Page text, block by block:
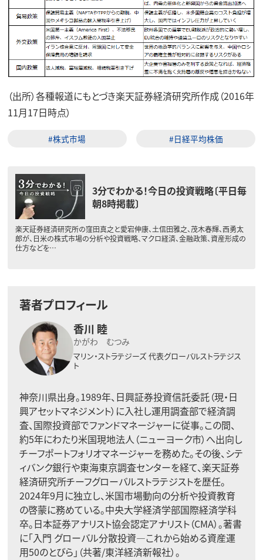
（出所）各種報道にもとづき楽天証券経済研究所作成（2016年
11月17日時点）
#株式市場 #日経平均株価
3分でわかる！今日の投資戦略〔平日毎
朝8時掲載〕
楽天証券経済研究所の窪田真之と愛宕伸康、土信田雅之、茂木春輝、西勇太
郎が、日米の株式市場の分析や投資戦略、マクロ経済、金融政策、資産形成の
仕方などを…
著者プロフィール
香川 睦
かがわ むつみ
マリン・ストラテジーズ 代表グローバルストラテジス
ト
神奈川県出身。1989年、日興証券投資信託委託（現・日
興アセットマネジメント）に入社し運用調査部で経済調
査、国際投資部でファンドマネージャーに従事。この間、
約5年にわたり米国現地法人（ニューヨーク市）へ出向し
チーフポートフォリオマネージャーを務めた。その後、シテ
ィバンク銀行や東海東京調査センターを経て、楽天証券
経済研究所チーフグローバルストラテジストを歴任。
2024年9月に独立し、米国市場動向の分析や投資教育
の啓蒙に務めている。中央大学経済学部国際経済学科
卒。日本証券アナリスト協会認定アナリスト（CMA）。著書
に「入門 グローバル分散投資―これから始める資産運
用50のとびら」（共著/東洋経済新報社）。